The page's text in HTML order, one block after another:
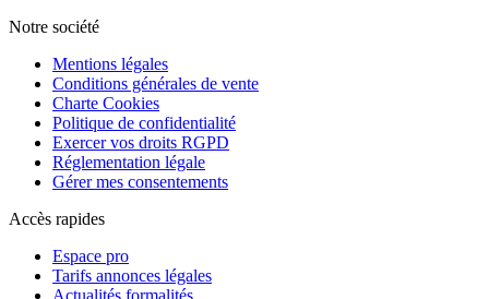
Notre société
Mentions légales
Conditions générales de vente
Charte Cookies
Politique de confidentialité
Exercer vos droits RGPD
Réglementation légale
Gérer mes consentements
Accès rapides
Espace pro
Tarifs annonces légales
Actualités formalités